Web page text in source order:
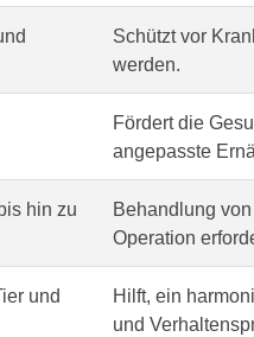
Schützt vor
werden.
Fördert die
angepasste
hin zu
Behandlung
Operation
und
Hilft, ein
und